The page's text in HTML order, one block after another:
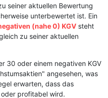
seiner aktuellen Bewertung
unterbewertet ist. Ein
(nahe 0) KGV steht
zu seiner aktuellen
30 oder einem negativen KGV
angesehen, was
erwarten, dass das
profitabel wird.